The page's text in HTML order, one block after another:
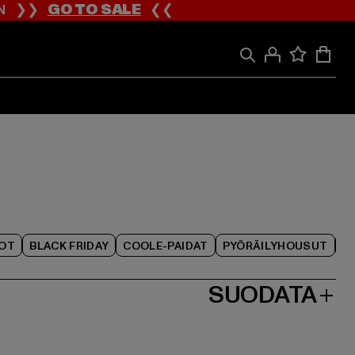
❯❯ GO TO SALE ❮❮
BLACK FRIDAY COOLE-PAIDAT PYÖRÄILYHOUSUT
SUODATA